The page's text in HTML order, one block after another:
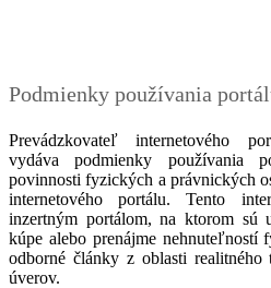
Podmienky používania
Prevádzkovateľ internetového
vydáva podmienky používania
povinnosti fyzických a právnických
internetového portálu. Tento
inzertným portálom, na ktorom sú
kúpe alebo prenájme nehnuteľností
odborné články z oblasti realitného
úverov.